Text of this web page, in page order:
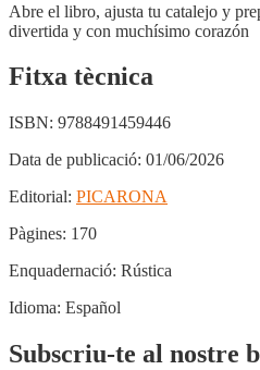
Abre el libro, ajusta tu catalejo y
divertida y con muchísimo corazón
Fitxa tècnica
ISBN: 9788491459446
Data de publicació: 01/06/2026
Editorial: PICARONA
Pàgines: 170
Enquadernació: Rústica
Idioma: Español
Subscriu-te al nostre